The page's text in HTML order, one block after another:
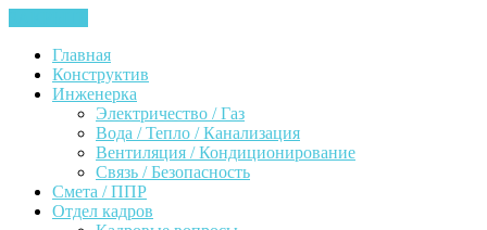
Главная
Конструктив
Инженерка
Электричество / Газ
Вода / Тепло / Канализация
Вентиляция / Кондиционирование
Связь / Безопасность
Смета / ППР
Отдел кадров